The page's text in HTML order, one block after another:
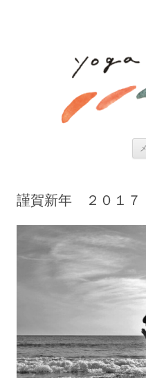
謹賀新年 ２０１７